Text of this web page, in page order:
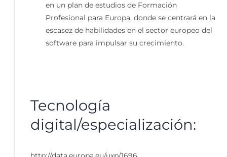
en un plan de estudios de Formación
Profesional para Europa, donde se centrará en la
escasez de habilidades en el sector europeo del
software para impulsar su crecimiento.
Tecnología
digital/especialización: